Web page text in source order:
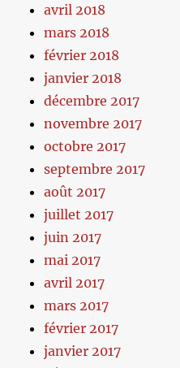
avril 2018
mars 2018
février 2018
janvier 2018
décembre 2017
novembre 2017
octobre 2017
septembre 2017
août 2017
juillet 2017
juin 2017
mai 2017
avril 2017
mars 2017
février 2017
janvier 2017